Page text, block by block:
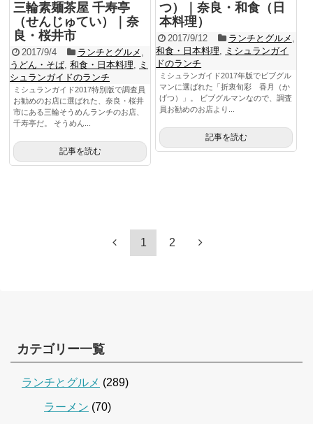
つ）｜奈良・和食（日
本料理）
2017/9/12 ランチとグルメ
和食・日本料理
ミシュランガイ
ドのランチ
ミシュランガイド2017年版でビブグル
マンに選ばれた「折衷旬彩 香月（か
げつ）」。 ビブグルマンなので、調査
員お勧めのお店より...
記事を読む
三輪素麺茶屋 千寿亭
（せんじゅてい）｜奈
良・桜井市
2017/9/4 ランチとグルメ
うどん・そば 和食・日本料理
ミ
シュランガイドのランチ
ミシュランガイド2017特別版で調査員
お勧めのお店に選ばれた、奈良・桜井
市にある三輪そうめんランチのお店、
千寿亭だ。 そうめん...
記事を読む
1 2
カテゴリー一覧
ランチとグルメ (289)
ラーメン (70)